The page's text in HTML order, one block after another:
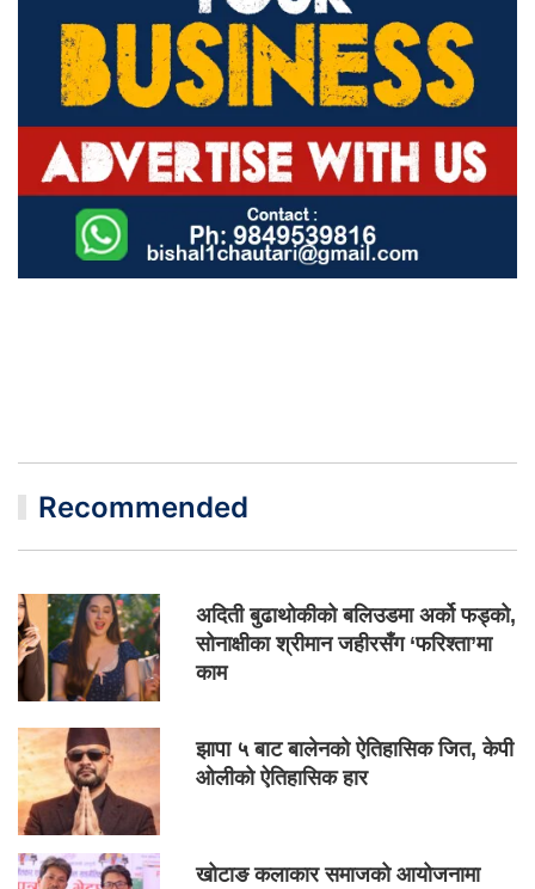
Recommended
अदिती बुढाथोकीको बलिउडमा अर्को फड्को,
सोनाक्षीका श्रीमान जहीरसँग ‘फरिश्ता’मा
काम
झापा ५ बाट बालेनको ऐतिहासिक जित, केपी
ओलीको ऐतिहासिक हार
खोटाङ कलाकार समाजको आयोजनामा